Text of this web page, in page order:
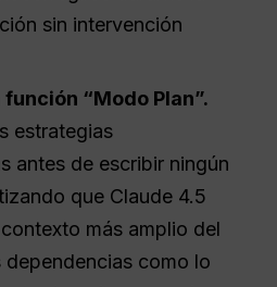
sin intervención
“Modo Plan”.
estrategias
antes de escribir ningún
que Claude 4.5
más amplio del
como lo